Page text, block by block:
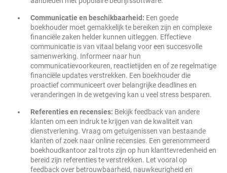
Communicatie en beschikbaarheid: Een goede
boekhouder moet gemakkelijk te bereiken zijn en complexe
financiële zaken helder kunnen uitleggen. Effectieve
communicatie is van vitaal belang voor een succesvolle
samenwerking. Informeer naar hun
communicatievoorkeuren, reactietijden en of ze regelmatige
financiële updates verstrekken. Een boekhouder die
proactief communiceert over belangrijke deadlines en
veranderingen in de wetgeving kan u veel stress besparen.
Referenties en recensies: Bekijk feedback van andere
klanten om een indruk te krijgen van de kwaliteit van
dienstverlening. Vraag om getuigenissen van bestaande
klanten of zoek naar online recensies. Een gerenommeerd
boekhoudkantoor zal trots zijn op hun klanttevredenheid en
bereid zijn referenties te verstrekken. Let vooral op
feedback over betrouwbaarheid, nauwkeurigheid en